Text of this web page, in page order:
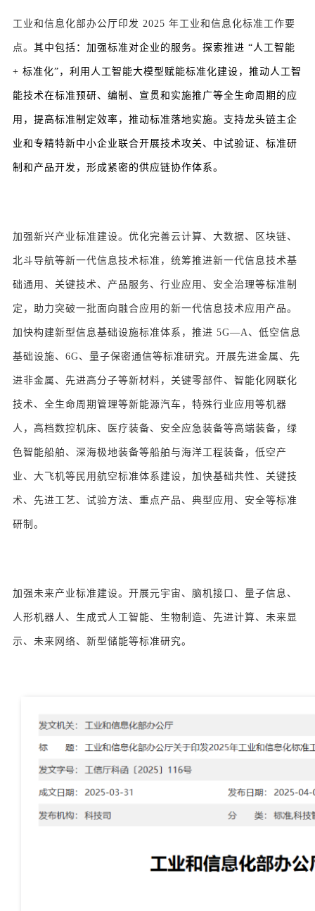
工业和信息化部办公厅印发 2025 年工业和信息化标准工作要
点。 其中包括：加强标准对企业的服务。探索推进 “人工智能
+ 标准化”，利用人工智能大模型赋能标准化建设，推动人工智
能技术在标准预研、编制、宣贯和实施推广等全生命周期的应
用，提高标准制定效率，推动标准落地实施。支持龙头链主企
业和专精特新中小企业联合开展技术攻关、中试验证、标准研
制和产品开发，形成紧密的供应链协作体系。
加强新兴产业标准建设。优化完善云计算、大数据、区块链、
北斗导航等新一代信息技术标准，统筹推进新一代信息技术基
础通用、关键技术、产品服务、行业应用、安全治理等标准制
定，助力突破一批面向融合应用的新一代信息技术应用产品。
加快构建新型信息基础设施标准体系，推进 5G—A、低空信息
基础设施、6G、量子保密通信等标准研究。开展先进金属、先
进非金属、先进高分子等新材料，关键零部件、智能化网联化
技术、全生命周期管理等新能源汽车，特殊行业应用等机器
人，高档数控机床、医疗装备、安全应急装备等高端装备，绿
色智能船舶、深海极地装备等船舶与海洋工程装备，低空产
业、大飞机等民用航空标准体系建设，加快基础共性、关键技
术、先进工艺、试验方法、重点产品、典型应用、安全等标准
研制。
加强未来产业标准建设。开展元宇宙、脑机接口、量子信息、
人形机器人、生成式人工智能、生物制造、先进计算、未来显
示、未来网络、新型储能等标准研究。